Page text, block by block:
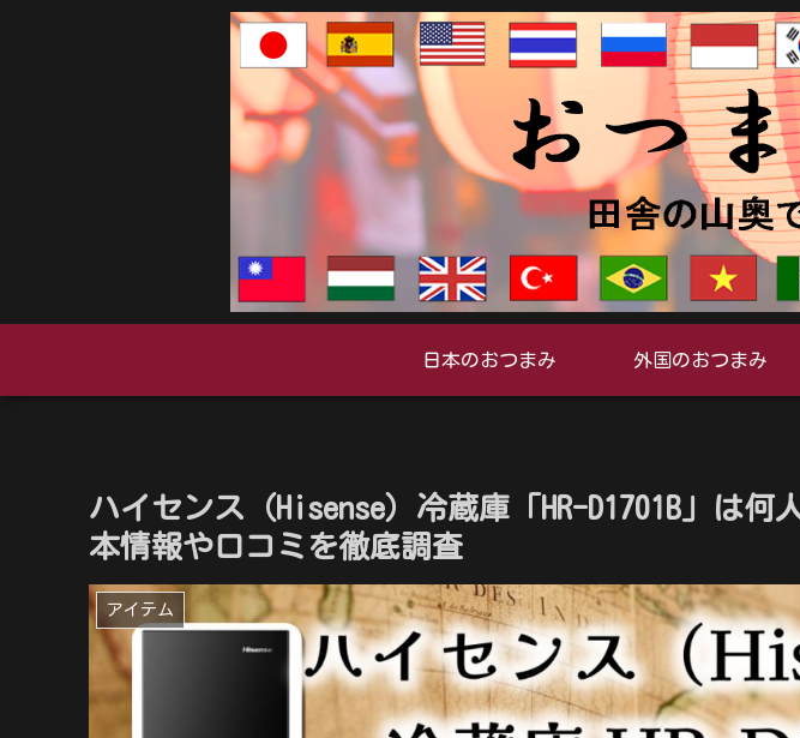
日本のおつまみ 外国のおつまみ
ハイセンス（Hisense）冷蔵庫「HR-D1701B」は何
本情報や口コミを徹底調査
アイテム